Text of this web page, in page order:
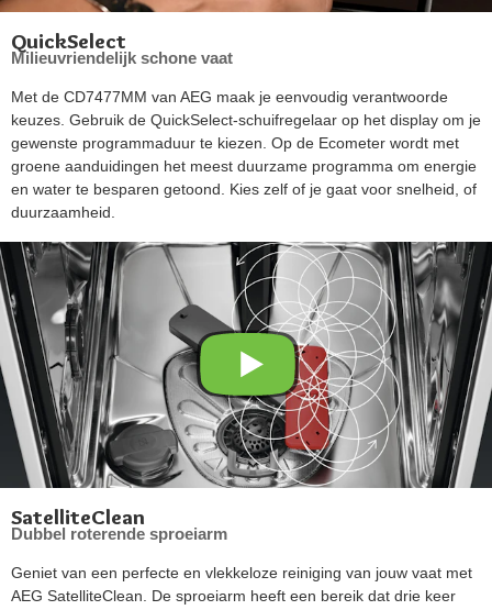
QuickSelect
Milieuvriendelijk schone vaat
Met de CD7477MM van AEG maak je eenvoudig verantwoorde
keuzes. Gebruik de QuickSelect-schuifregelaar op het display om je
gewenste programmaduur te kiezen. Op de Ecometer wordt met
groene aanduidingen het meest duurzame programma om energie
en water te besparen getoond. Kies zelf of je gaat voor snelheid, of
duurzaamheid.
SatelliteClean
Dubbel roterende sproeiarm
Geniet van een perfecte en vlekkeloze reiniging van jouw vaat met
AEG SatelliteClean. De sproeiarm heeft een bereik dat drie keer